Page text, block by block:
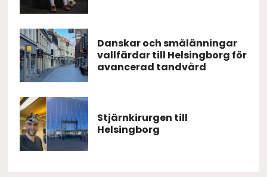
Danskar och smålänningar
vallfärdar till Helsingborg för
avancerad tandvård
Stjärnkirurgen till
Helsingborg